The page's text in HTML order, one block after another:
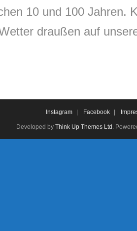
10 und 100 Jahren.
draußen auf
Instagram Facebook
Developed by Think Up Themes Ltd .